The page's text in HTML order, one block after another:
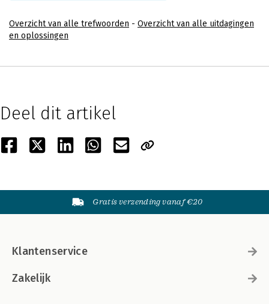
Overzicht van alle trefwoorden - Overzicht van alle uitdagingen
en oplossingen
Deel dit artikel
Gratis verzending vanaf €20
Klantenservice
Zakelijk